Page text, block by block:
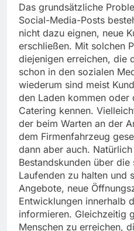
Das grundsätzliche
Social-Media-Posts
nicht dazu eignen, neue
erschließen. Mit solchen
diejenigen erreichen, die
schon in den sozialen
wiederum sind meist
den Laden kommen oder
Catering kennen.
der beim Warten an der
dem Firmenfahrzeug
dann aber auch.
Bestandskunden über
Laufenden zu halten und
Angebote, neue
Entwicklungen innerhalb
informieren. Gleichzeitig
Menschen zu erreichen,